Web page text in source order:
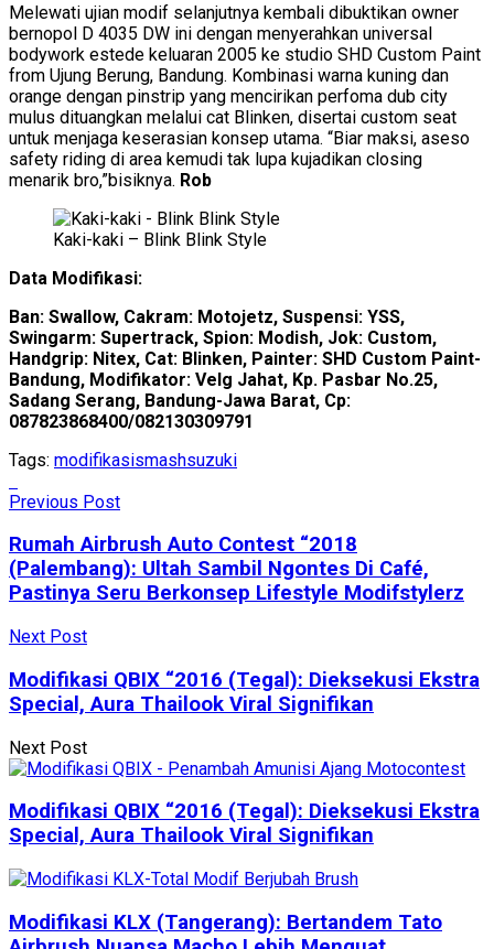
Melewati ujian modif selanjutnya kembali dibuktikan owner
bernopol D 4035 DW ini dengan menyerahkan universal
bodywork estede keluaran 2005 ke studio SHD Custom Paint
from Ujung Berung, Bandung. Kombinasi warna kuning dan
orange dengan pinstrip yang mencirikan perfoma dub city
mulus dituangkan melalui cat Blinken, disertai custom seat
untuk menjaga keserasian konsep utama. “Biar maksi, aseso
safety riding di area kemudi tak lupa kujadikan closing
menarik bro,”bisiknya. Rob
Kaki-kaki – Blink Blink Style
Data Modifikasi:
Ban: Swallow, Cakram: Motojetz, Suspensi: YSS,
Swingarm: Supertrack, Spion: Modish, Jok: Custom,
Handgrip: Nitex, Cat: Blinken, Painter: SHD Custom Paint-
Bandung, Modifikator: Velg Jahat, Kp. Pasbar No.25,
Sadang Serang, Bandung-Jawa Barat, Cp:
087823868400/082130309791
Tags: modifikasismashsuzuki
Previous Post
Rumah Airbrush Auto Contest “2018
(Palembang): Ultah Sambil Ngontes Di Café,
Pastinya Seru Berkonsep Lifestyle Modifstylerz
Next Post
Modifikasi QBIX “2016 (Tegal): Dieksekusi Ekstra
Special, Aura Thailook Viral Signifikan
Next Post
Modifikasi QBIX “2016 (Tegal): Dieksekusi Ekstra
Special, Aura Thailook Viral Signifikan
Modifikasi KLX (Tangerang): Bertandem Tato